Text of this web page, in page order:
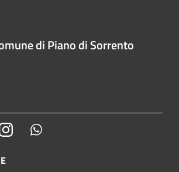
di Piano di Sorrento
Instagram